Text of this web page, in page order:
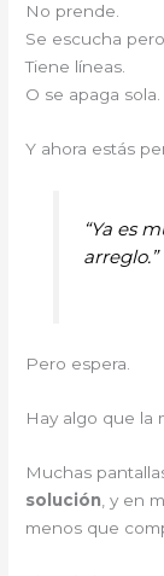
No prende.
Se escucha
Tiene líneas.
O se apaga sola.
Y ahora estás
“Ya es
arreglo.”
Pero espera.
Hay algo que la
Muchas
solución , y en
menos que